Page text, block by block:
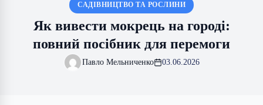
САДІВНИЦТВО ТА РОСЛИНИ
Як вивести мокрець на городі:
повний посібник для перемоги
Павло Мельниченко 03.06.2026